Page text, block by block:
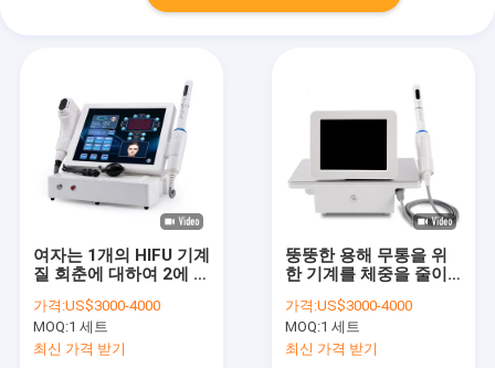
여자는 1개의 HIFU 기계
질 회춘에 대하여 2에 직
가격:US$3000-4000
MOQ:1 세트
최신 가격 받기
뚱뚱한 용해 무통을 위
한 기계를 체중을 줄이
HIFU 몸
가격:US$3000-4000
MOQ:1 세트
최신 가격 받기